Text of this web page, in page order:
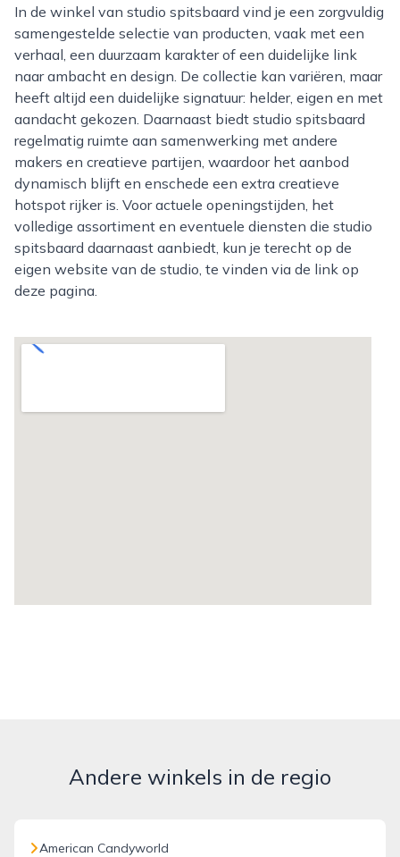
In de winkel van studio spitsbaard vind je een zorgvuldig
samengestelde selectie van producten, vaak met een
verhaal, een duurzaam karakter of een duidelijke link
naar ambacht en design. De collectie kan variëren, maar
heeft altijd een duidelijke signatuur: helder, eigen en met
aandacht gekozen. Daarnaast biedt studio spitsbaard
regelmatig ruimte aan samenwerking met andere
makers en creatieve partijen, waardoor het aanbod
dynamisch blijft en enschede een extra creatieve
hotspot rijker is. Voor actuele openingstijden, het
volledige assortiment en eventuele diensten die studio
spitsbaard daarnaast aanbiedt, kun je terecht op de
eigen website van de studio, te vinden via de link op
deze pagina.
Andere winkels in de regio
American Candyworld